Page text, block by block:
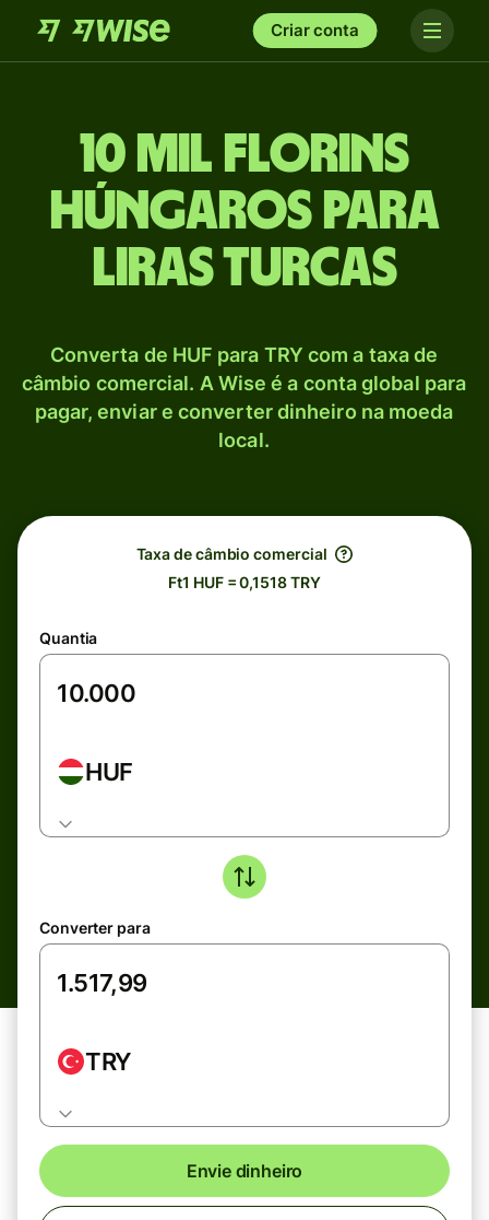
Criar conta
10 mil Florins
húngaros para
Liras turcas
Converta de HUF para TRY com a taxa de
câmbio comercial. A Wise é a conta global para
pagar, enviar e converter dinheiro na moeda
local.
Taxa de câmbio comercial
Ft1 HUF = 0,1518 TRY
Quantia
HUF
Converter para
TRY
Envie dinheiro